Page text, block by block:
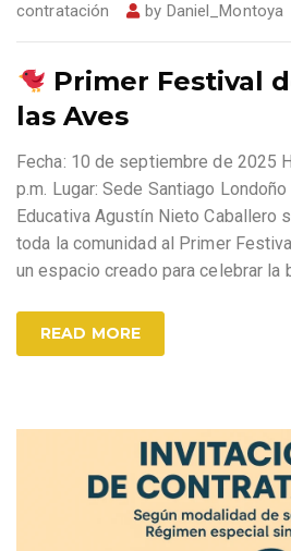
contratación
by Daniel_Montoya
Primer Festival
las Aves
Fecha: 10 de septiembre de 2025
p.m. Lugar: Sede Santiago
Educativa Agustín Nieto Caballero
toda la comunidad al Primer
un espacio creado para celebrar la
READ MORE